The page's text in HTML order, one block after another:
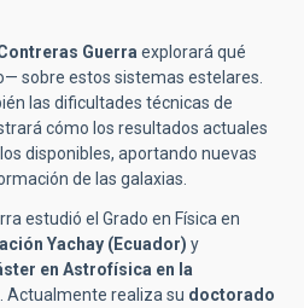
Guerra explorará qué
sobre estos sistemas estelares.
las dificultades técnicas de
cómo los resultados actuales
disponibles, aportando nuevas
de las galaxias.
estudió el Grado en Física en
Yachay (Ecuador) y
en Astrofísica en la
. Actualmente realiza su doctorado